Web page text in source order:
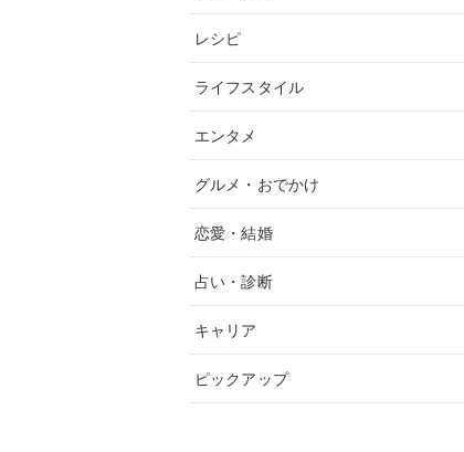
レシピ
ライフスタイル
エンタメ
グルメ・おでかけ
恋愛・結婚
占い・診断
キャリア
ピックアップ